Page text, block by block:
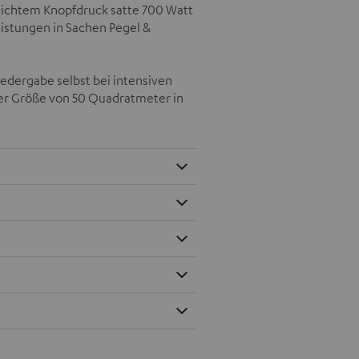
Knopfdruck satte 700 Watt
in Sachen Pegel &
selbst bei intensiven
Größe von 50 Quadratmeter in